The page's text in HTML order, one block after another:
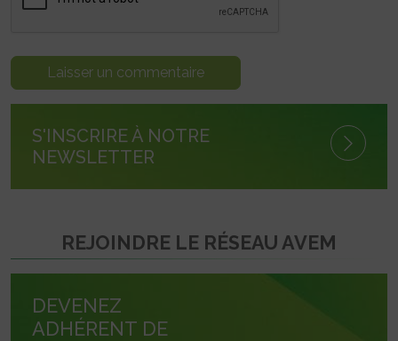
S'INSCRIRE À NOTRE
NEWSLETTER
REJOINDRE LE RÉSEAU AVEM
DEVENEZ
ADHÉRENT DE